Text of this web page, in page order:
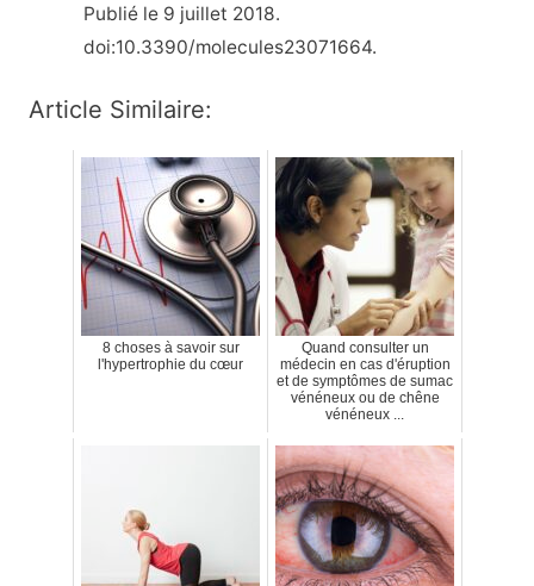
Publié le 9 juillet 2018.
doi:10.3390/molecules23071664.
Article Similaire:
8 choses à savoir sur
l'hypertrophie du cœur
Quand consulter un
médecin en cas d'éruption
et de symptômes de sumac
vénéneux ou de chêne
vénéneux ...